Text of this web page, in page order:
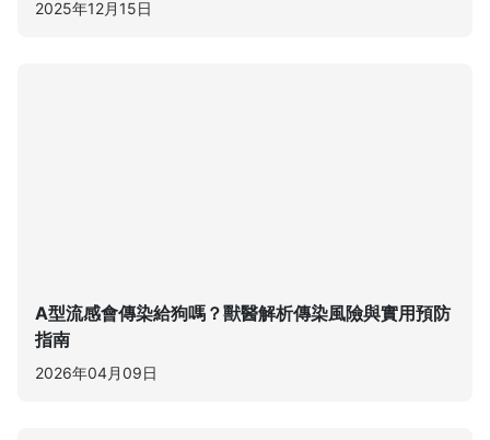
2025年12月15日
A型流感會傳染給狗嗎？獸醫解析傳染風險與實用預防
指南
2026年04月09日